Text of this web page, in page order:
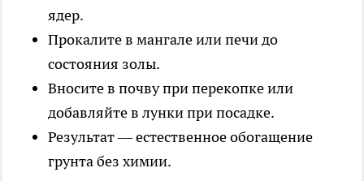
ядер.
Прокалите в мангале или печи до
состояния золы.
Вносите в почву при перекопке или
добавляйте в лунки при посадке.
Результат — естественное обогащение
грунта без химии.